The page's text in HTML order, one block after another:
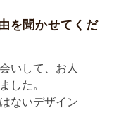
を聞かせてくだ
いして、お人
した。
ないデザイン